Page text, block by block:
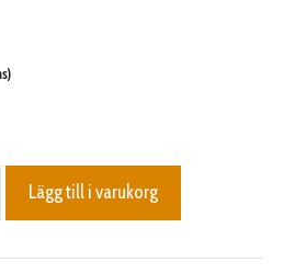
SCREW,5
Lägg till i varukorg